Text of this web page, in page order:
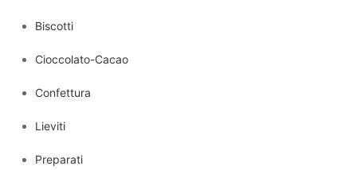
Biscotti
Cioccolato-Cacao
Confettura
Lieviti
Preparati